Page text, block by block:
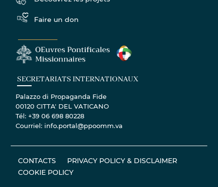
Faire un don
SECRETARIATS INTERNATIONAUX
Palazzo di Propaganda Fide
00120 CITTA' DEL VATICANO
Tél: +39 06 698 80228
Courriel: info.portal@ppoomm.va
CONTACTS
PRIVACY POLICY & DISCLAIMER
COOKIE POLICY